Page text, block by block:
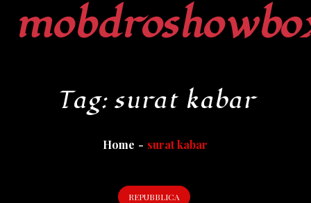
Tag: surat kabar
Home surat kabar
REPUBBLICA